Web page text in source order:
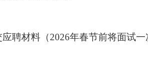
聘材料（2026年春节前将面试一